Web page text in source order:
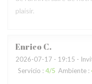
plaisir.
Enrico C
2026-07-17 - 19:15 -
Servicio : 4/5 Ambiente :